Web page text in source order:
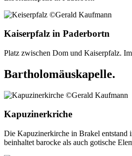
Kaiserpfalz in Paderbortn
Platz zwischen Dom und Kaiserpfalz.
Bartholomäuskapelle.
Kapuzinerkriche
Die Kapuzinerkirche in Brakel entstand
beinhaltet barocke als auch gotische